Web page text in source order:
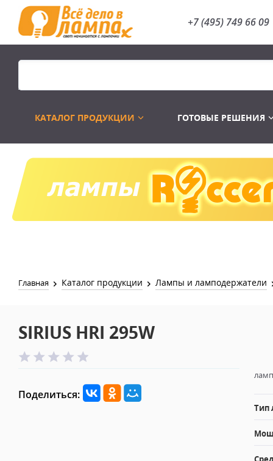
+7 (495) 749 66 09
КАТАЛОГ ПРОДУКЦИИ
Распродажа Лампы
ГОТОВЫЕ РЕШЕНИЯ
Главная Каталог продукции Лампы и ламподержатели
SIRIUS HRI 295W
Поделиться:
Тип